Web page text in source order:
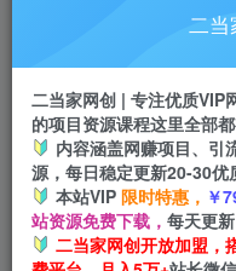
会员免费
二当
二当家网创 | 专注优质VIP
的项目资源课程这里全部都
内容涵盖网赚项目、引
源，每日稳定更新20-30优
本站VIP 限时特惠， ￥
站资源免费下载， 每天更
二当家网创开放加盟，